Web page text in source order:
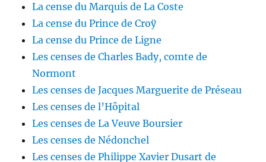
La cense du Marquis de La Coste
La cense du Prince de Croÿ
La cense du Prince de Ligne
Les censes de Charles Bady, comte de
Normont
Les censes de Jacques Marguerite de Préseau
Les censes de l’Hôpital
Les censes de La Veuve Boursier
Les censes de Nédonchel
Les censes de Philippe Xavier Dusart de